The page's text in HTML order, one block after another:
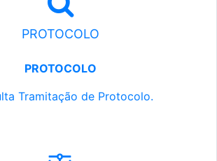
PROTOCOLO
PROTOCOLO
Tramitação de Protocolo.